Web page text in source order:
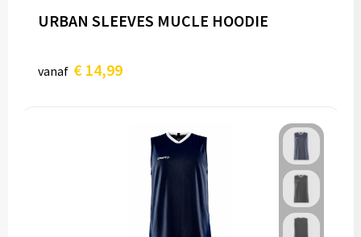
URBAN SLEEVES MUCLE HOODIE
vanaf € 14,99